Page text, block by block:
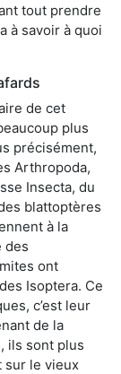
tout prendre
à savoir à quoi
de cet
plus
précisément,
Arthropoda,
Insecta, du
blattoptères
à la
des
ont
Isoptera. Ce
c’est leur
de la
ils sont plus
sur le vieux